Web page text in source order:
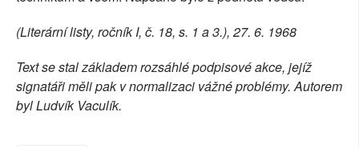
(Literární listy, ročník I, č. 18, s. 1 a 3.), 27. 6. 1968
Text se stal základem rozsáhlé podpisové akce, jejíž
signatáři měli pak v normalizaci vážné problémy. Autorem
byl Ludvík Vaculík.